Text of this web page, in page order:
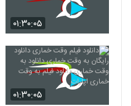
۰۱:۳۰:۰۵
۰۱:۳۰:۰۵